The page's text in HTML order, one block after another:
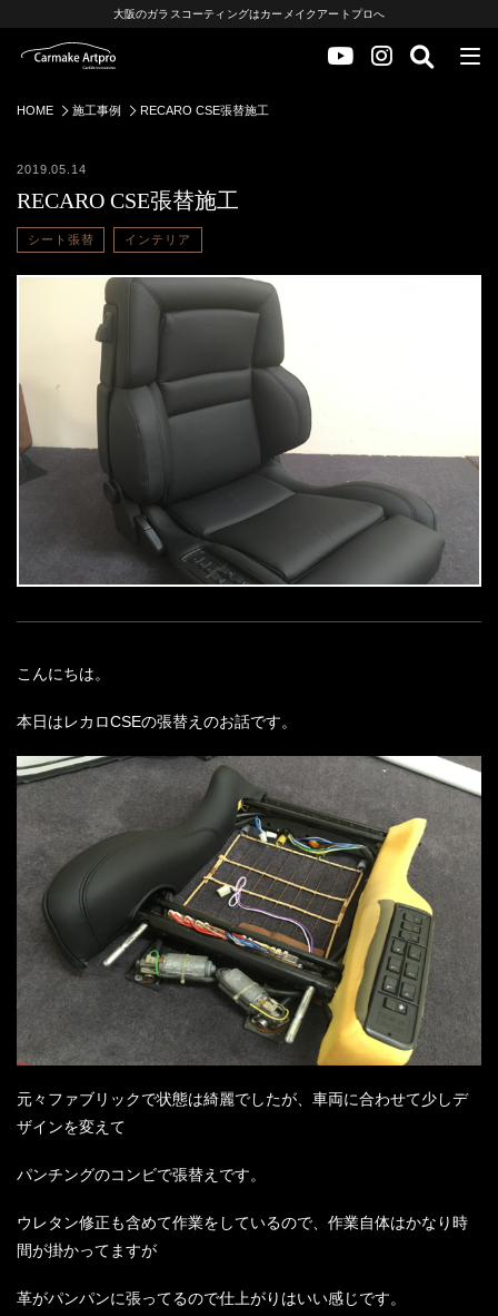
大阪のガラスコーティングはカーメイクアートプロへ
HOME 施工事例 RECARO CSE張替施工
2019.05.14
RECARO CSE張替施工
シート張替 インテリア
こんにちは。
本日はレカロCSEの張替えのお話です。
元々ファブリックで状態は綺麗でしたが、車両に合わせて少しデ
ザインを変えて
パンチングのコンビで張替えです。
ウレタン修正も含めて作業をしているので、作業自体はかなり時
間が掛かってますが
革がパンパンに張ってるので仕上がりはいい感じです。